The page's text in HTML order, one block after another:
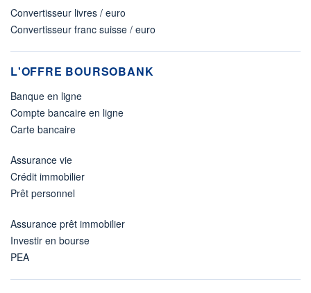
Convertisseur livres / euro
Convertisseur franc suisse / euro
L'OFFRE BOURSOBANK
Banque en ligne
Compte bancaire en ligne
Carte bancaire
Assurance vie
Crédit immobilier
Prêt personnel
Assurance prêt immobilier
Investir en bourse
PEA